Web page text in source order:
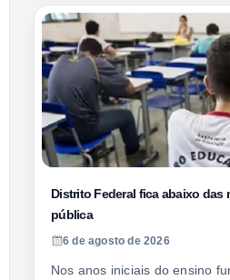
Distrito Federal fica abaixo das
pública
6 de agosto de 2026
Nos anos iniciais do ensino